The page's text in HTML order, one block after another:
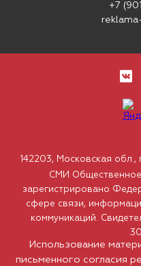
+7
Использование
письменного согласия
142203, Московская обл.,
СМИ Общественное
зарегистрировано
сфере связи,
коммуникаций.